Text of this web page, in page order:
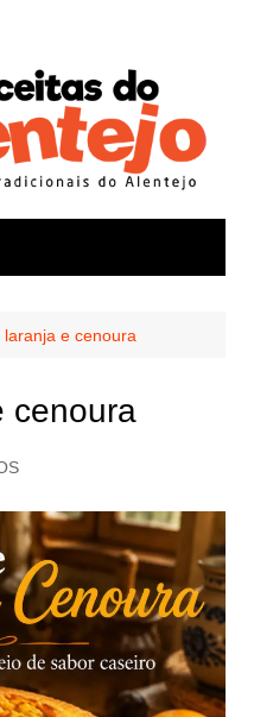
laranja e cenoura
cenoura